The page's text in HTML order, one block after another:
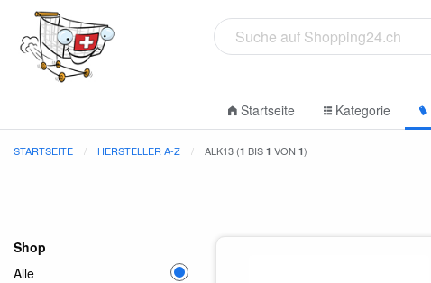
Startseite Kategorie
STARTSEITE HERSTELLER A-Z ALK13 (1 BIS 1 VON 1)
Shop
Alle